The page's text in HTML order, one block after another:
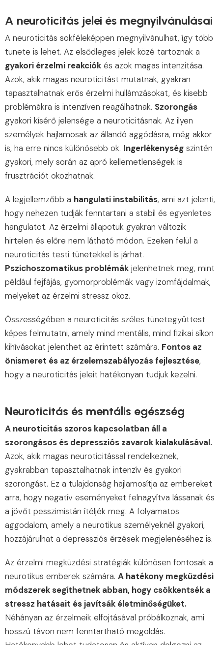
A neuroticitás jelei és megnyilvánulásai
A neuroticitás sokféleképpen megnyilvánulhat, így több
tünete is lehet. Az elsődleges jelek közé tartoznak a
gyakori érzelmi reakciók és azok magas intenzitása.
Azok, akik magas neuroticitást mutatnak, gyakran
tapasztalhatnak erős érzelmi hullámzásokat, és kisebb
problémákra is intenzíven reagálhatnak. Szorongás
gyakori kísérő jelensége a neuroticitásnak. Az ilyen
személyek hajlamosak az állandó aggódásra, még akkor
is, ha erre nincs különösebb ok. Ingerlékenység szintén
gyakori, mely során az apró kellemetlenségek is
frusztrációt okozhatnak.
A legjellemzőbb a hangulati instabilitás, ami azt jelenti,
hogy nehezen tudják fenntartani a stabil és egyenletes
hangulatot. Az érzelmi állapotuk gyakran változik
hirtelen és előre nem látható módon. Ezeken felül a
neuroticitás testi tünetekkel is járhat.
Pszichoszomatikus problémák jelenhetnek meg, mint
például fejfájás, gyomorproblémák vagy izomfájdalmak,
melyeket az érzelmi stressz okoz.
Összességében a neuroticitás széles tünetegyüttest
képes felmutatni, amely mind mentális, mind fizikai síkon
kihívásokat jelenthet az érintett számára. Fontos az
önismeret és az érzelemszabályozás fejlesztése,
hogy a neuroticitás jeleit hatékonyan tudjuk kezelni.
Neuroticitás és mentális egészség
A neuroticitás szoros kapcsolatban áll a
szorongásos és depressziós zavarok kialakulásával.
Azok, akik magas neuroticitással rendelkeznek,
gyakrabban tapasztalhatnak intenzív és gyakori
szorongást. Ez a tulajdonság hajlamosítja az embereket
arra, hogy negatív eseményeket felnagyítva lássanak és
a jövőt pesszimistán ítéljék meg. A folyamatos
aggodalom, amely a neurotikus személyeknél gyakori,
hozzájárulhat a depressziós érzések megjelenéséhez is.
Az érzelmi megküzdési stratégiák különösen fontosak a
neurotikus emberek számára. A hatékony megküzdési
módszerek segíthetnek abban, hogy csökkentsék a
stressz hatásait és javítsák életminőségüket.
Néhányan az érzelmeik elfojtásával próbálkoznak, ami
hosszú távon nem fenntartható megoldás.